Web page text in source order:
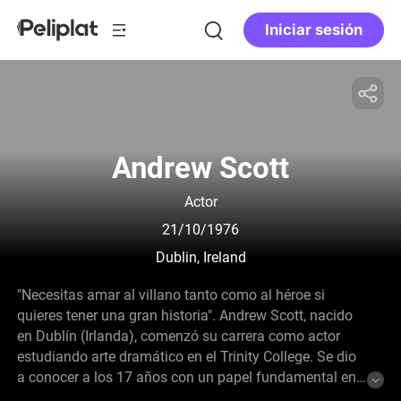
Iniciar sesión
Andrew Scott
Actor
21/10/1976
Dublin, Ireland
"Necesitas amar al villano tanto como al héroe si
quieres tener una gran historia". Andrew Scott, nacido
en Dublín (Irlanda), comenzó su carrera como actor
estudiando arte dramático en el Trinity College. Se dio
a conocer a los 17 años con un papel fundamental en